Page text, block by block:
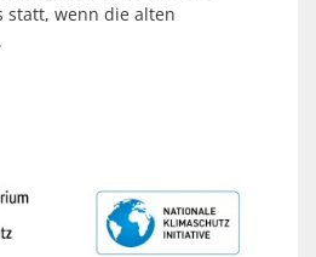
statt, wenn die alten